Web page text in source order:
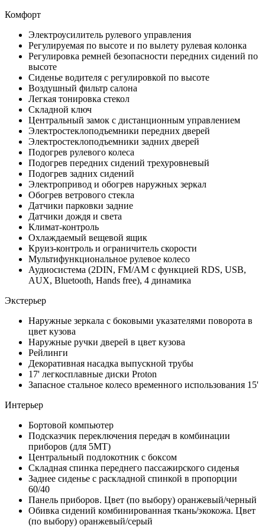
Комфорт
Электроусилитель рулевого управления
Регулируемая по высоте и по вылету рулевая колонка
Регулировка ремней безопасности передних сидений по
высоте
Сиденье водителя с регулировкой по высоте
Воздушный фильтр салона
Легкая тонировка стекол
Складной ключ
Центральный замок с дистанционным управлением
Электростеклоподъемники передних дверей
Электростеклоподъемники задних дверей
Подогрев рулевого колеса
Подогрев передних сидений трехуровневый
Подогрев задних сидений
Электропривод и обогрев наружных зеркал
Обогрев ветрового стекла
Датчики парковки задние
Датчики дождя и света
Климат-контроль
Охлаждаемый вещевой ящик
Круиз-контроль и ограничитель скорости
Мультифункциональное рулевое колесо
Аудиосистема (2DIN, FM/AM с функцией RDS, USB,
AUX, Bluetooth, Hands free), 4 динамика
Экстерьер
Наружные зеркала с боковыми указателями поворота в
цвет кузова
Наружные ручки дверей в цвет кузова
Рейлинги
Декоративная насадка выпускной трубы
17' легкосплавные диски Proton
Запасное стальное колесо временного использования 15'
Интерьер
Бортовой компьютер
Подсказчик переключения передач в комбинации
приборов (для 5МТ)
Центральный подлокотник с боксом
Складная спинка переднего пассажирского сиденья
Заднее сиденье с раскладной спинкой в пропорции
60/40
Панель приборов. Цвет (по выбору) оранжевый/черный
Обивка сидений комбинированная ткань/экокожа. Цвет
(по выбору) оранжевый/серый